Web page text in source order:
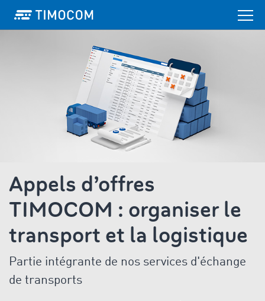
Appels d’offres
TIMOCOM : organiser le
transport et la logistique
Partie intégrante de nos services d'échange
de transports